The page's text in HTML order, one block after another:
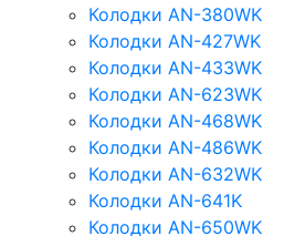
Колодки AN-380WK
Колодки AN-427WK
Колодки AN-433WK
Колодки AN-623WK
Колодки AN-468WK
Колодки AN-486WK
Колодки AN-632WK
Колодки AN-641K
Колодки AN-650WK